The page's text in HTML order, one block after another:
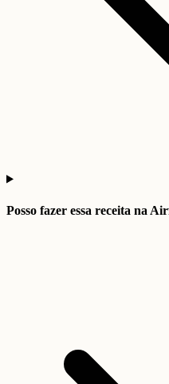
Posso fazer essa receita na